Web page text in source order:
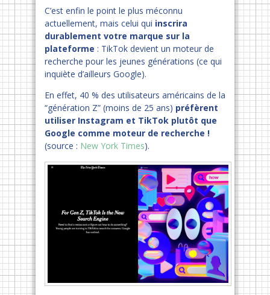
C’est enfin le point le plus méconnu
actuellement, mais celui qui inscrira
durablement votre marque sur la
plateforme : TikTok devient un moteur de
recherche pour les jeunes générations (ce qui
inquiète d’ailleurs Google).
En effet, 40 % des utilisateurs américains de la
“génération Z” (moins de 25 ans) préfèrent
utiliser Instagram et TikTok plutôt que
Google comme moteur de recherche !
(source : New York Times).